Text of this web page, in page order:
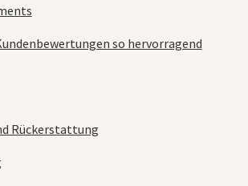
so hervorragend
Rückerstattung